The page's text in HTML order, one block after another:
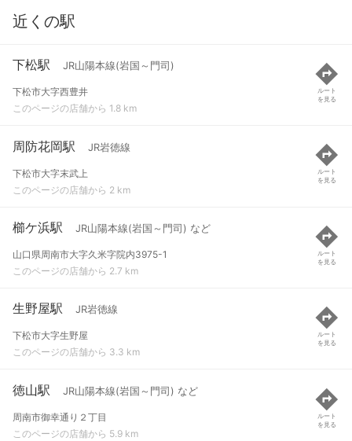
近くの駅
下松駅 JR山陽本線(岩国～門司)
下松市大字西豊井
このページの店舗から 1.8 km
ルート
を見る
周防花岡駅 JR岩徳線
下松市大字末武上
このページの店舗から 2 km
ルート
を見る
櫛ケ浜駅 JR山陽本線(岩国～門司) など
山口県周南市大字久米字院内3975-1
このページの店舗から 2.7 km
ルート
を見る
生野屋駅 JR岩徳線
下松市大字生野屋
このページの店舗から 3.3 km
ルート
を見る
徳山駅 JR山陽本線(岩国～門司) など
周南市御幸通り２丁目
このページの店舗から 5.9 km
ルート
を見る